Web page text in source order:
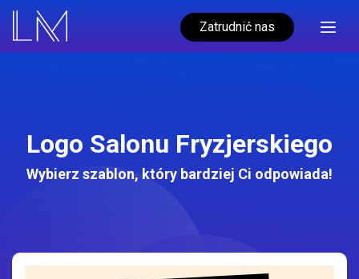
Zatrudnić nas
Logo Salonu Fryzjerskiego
Wybierz szablon, który bardziej Ci odpowiada!